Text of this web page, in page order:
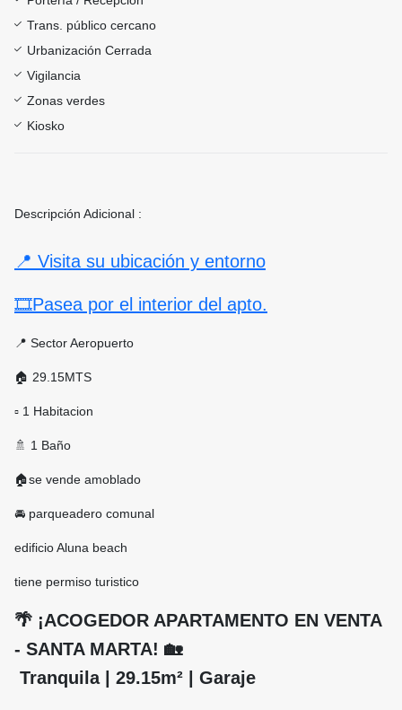
Trans. público cercano
Urbanización Cerrada
Vigilancia
Zonas verdes
Kiosko
Descripción Adicional :
📍 Visita su ubicación y entorno
🎞Pasea por el interior del apto.
📍 Sector Aeropuerto
🏠 29.15MTS
▫ 1 Habitacion
🚿 1 Baño
🏠se vende amoblado
🚘 parqueadero comunal
edificio Aluna beach
tiene permiso turistico
🌴 ¡ACOGEDOR APARTAMENTO EN VENTA
- SANTA MARTA! 🏡
Tranquila | 29.15m² | Garaje